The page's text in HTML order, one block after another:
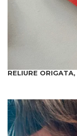
RELIURE ORIGATA,